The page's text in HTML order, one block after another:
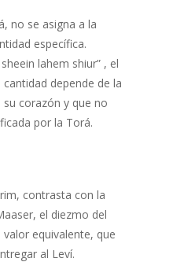
no se asigna a la
específica.
lahem shiur” , el
depende de la
corazón y que no
por la Torá.
contrasta con la
el diezmo del
equivalente, que
al Leví.